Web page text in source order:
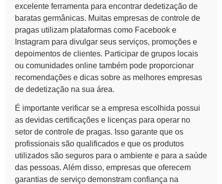
excelente ferramenta para encontrar dedetização de
baratas germânicas. Muitas empresas de controle de
pragas utilizam plataformas como Facebook e
Instagram para divulgar seus serviços, promoções e
depoimentos de clientes. Participar de grupos locais
ou comunidades online também pode proporcionar
recomendações e dicas sobre as melhores empresas
de dedetização na sua área.
É importante verificar se a empresa escolhida possui
as devidas certificações e licenças para operar no
setor de controle de pragas. Isso garante que os
profissionais são qualificados e que os produtos
utilizados são seguros para o ambiente e para a saúde
das pessoas. Além disso, empresas que oferecem
garantias de serviço demonstram confiança na